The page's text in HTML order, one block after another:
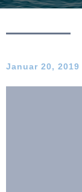
Januar 20, 2019